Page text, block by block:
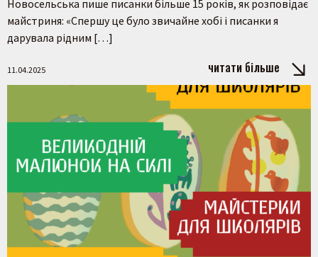
Новосельська пише писанки більше 15 років, як розповідає
майстриня: «Спершу це було звичайне хобі і писанки я
дарувала рідним […]
11.04.2025 читати більше